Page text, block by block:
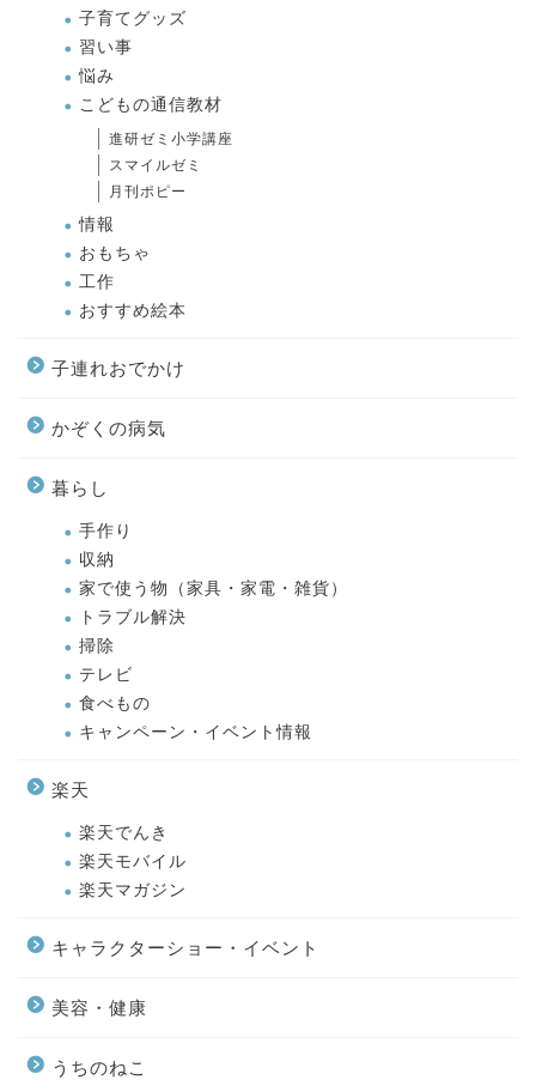
子育てグッズ
習い事
悩み
こどもの通信教材
進研ゼミ小学講座
スマイルゼミ
月刊ポピー
情報
おもちゃ
工作
おすすめ絵本
子連れおでかけ
かぞくの病気
暮らし
手作り
収納
家で使う物（家具・家電・雑貨）
トラブル解決
掃除
テレビ
食べもの
キャンペーン・イベント情報
楽天
楽天でんき
楽天モバイル
楽天マガジン
キャラクターショー・イベント
美容・健康
うちのねこ